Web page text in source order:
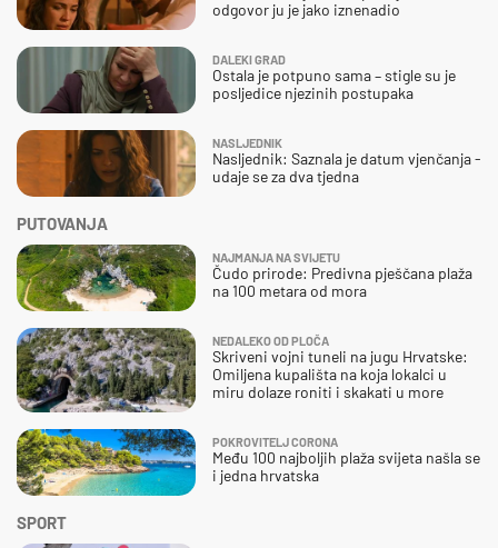
SPORT
odgovor ju je jako iznenadio
DALEKI GRAD
Ostala je potpuno sama – stigle su je
posljedice njezinih postupaka
NASLJEDNIK
Nasljednik: Saznala je datum vjenčanja -
udaje se za dva tjedna
PUTOVANJA
NAJMANJA NA SVIJETU
Čudo prirode: Predivna pješčana plaža
na 100 metara od mora
NEDALEKO OD PLOČA
Skriveni vojni tuneli na jugu Hrvatske:
Omiljena kupališta na koja lokalci u
miru dolaze roniti i skakati u more
POKROVITELJ CORONA
Među 100 najboljih plaža svijeta našla se
i jedna hrvatska